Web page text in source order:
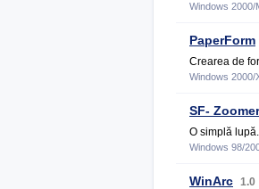
Windows 2000/
PaperForm
Crearea de
Windows 2000/
SF- Zoomer
O simplă lupă.
Windows 98/
WinArc 1.0